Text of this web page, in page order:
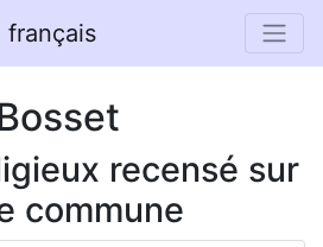
français
recensé sur
commune